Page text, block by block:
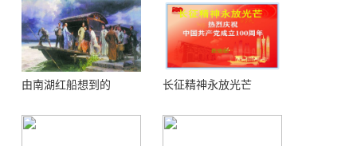
由南湖红船想到的 长征精神永放光芒